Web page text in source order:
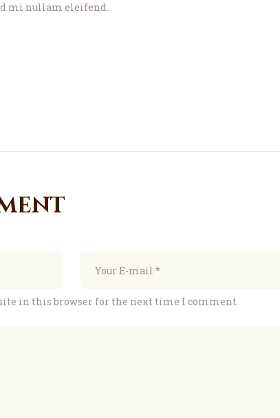
mi nullam eleifend.
in this browser for the next time I comment.